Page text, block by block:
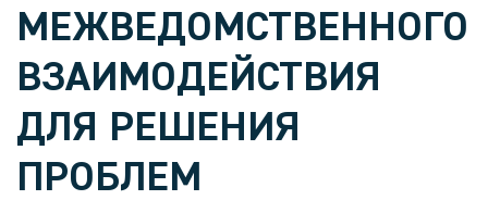
МЕЖВЕДОМСТВЕННОГО
ВЗАИМОДЕЙСТВИЯ
ДЛЯ РЕШЕНИЯ
ПРОБЛЕМ